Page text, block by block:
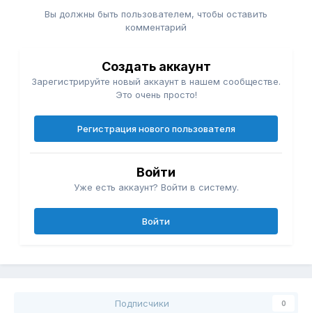
Вы должны быть пользователем, чтобы оставить
комментарий
Создать аккаунт
Зарегистрируйте новый аккаунт в нашем сообществе.
Это очень просто!
Регистрация нового пользователя
Войти
Уже есть аккаунт? Войти в систему.
Войти
Подписчики 0